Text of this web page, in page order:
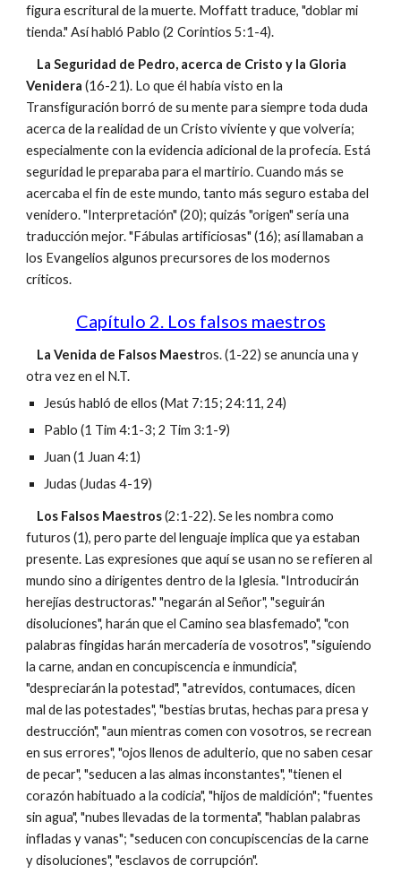
figura escritural de la muerte. Moffatt traduce, "doblar mi
tienda." Así habló Pablo (2 Corintios 5:1-4).
La Seguridad de Pedro, acerca de Cristo y la Gloria
Venidera (16-21). Lo que él había visto en la
Transfiguración borró de su mente para siempre toda duda
acerca de la realidad de un Cristo viviente y que volvería;
especialmente con la evidencia adicional de la profecía. Está
seguridad le preparaba para el martirio. Cuando más se
acercaba el fin de este mundo, tanto más seguro estaba del
venidero. "Interpretación" (20); quizás "origen" sería una
traducción mejor. "Fábulas artificiosas" (16); así llamaban a
los Evangelios algunos precursores de los modernos
críticos.
Capítulo 2. Los falsos maestros
La Venida de Falsos Maestros. (1-22) se anuncia una y
otra vez en el N.T.
Jesús habló de ellos (Mat 7:15; 24:11, 24)
Pablo (1 Tim 4:1-3; 2 Tim 3:1-9)
Juan (1 Juan 4:1)
Judas (Judas 4-19)
Los Falsos Maestros(2:1-22). Se les nombra como
futuros (1), pero parte del lenguaje implica que ya estaban
presente. Las expresiones que aquí se usan no se refieren al
mundo sino a dirigentes dentro de la Iglesia. "Introducirán
herejías destructoras." "negarán al Señor", "seguirán
disoluciones", harán que el Camino sea blasfemado", "con
palabras fingidas harán mercadería de vosotros", "siguiendo
la carne, andan en concupiscencia e inmundicia",
"despreciarán la potestad", "atrevidos, contumaces, dicen
mal de las potestades", "bestias brutas, hechas para presa y
destrucción", "aun mientras comen con vosotros, se recrean
en sus errores", "ojos llenos de adulterio, que no saben cesar
de pecar", "seducen a las almas inconstantes", "tienen el
corazón habituado a la codicia", "hijos de maldición"; "fuentes
sin agua", "nubes llevadas de la tormenta", "hablan palabras
infladas y vanas"; "seducen con concupiscencias de la carne
y disoluciones", "esclavos de corrupción".